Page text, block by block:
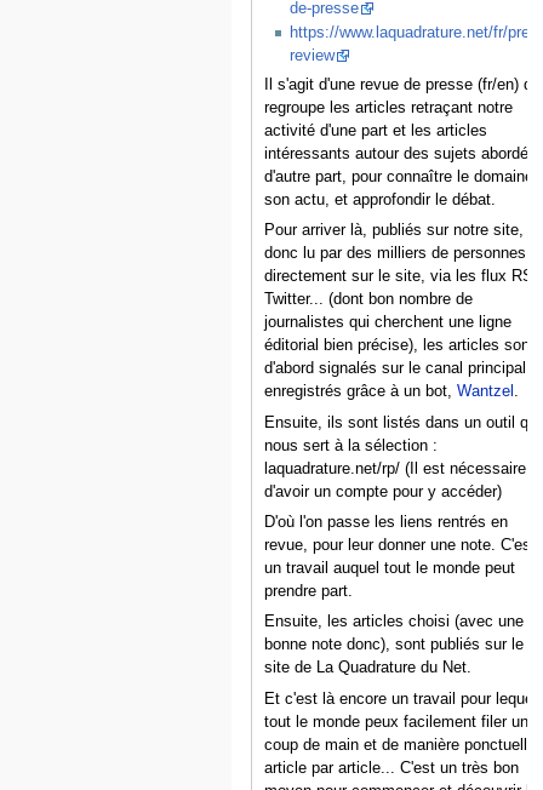
de-presse
https://www.laquadrature.net/fr/
review
Il s'agit d'une revue de presse (fr/en)
regroupe les articles retraçant notre
activité d'une part et les articles
intéressants autour des sujets abordés
d'autre part, pour connaître le domaine,
son actu, et approfondir le débat.
Pour arriver là, publiés sur notre site, et
donc lu par des milliers de personnes
directement sur le site, via les flux
Twitter... (dont bon nombre de
journalistes qui cherchent une ligne
éditorial bien précise), les articles sont
d'abord signalés sur le canal principal
enregistrés grâce à un bot,Wantzel .
Ensuite, ils sont listés dans un outil qui
nous sert à la sélection :
laquadrature.net/rp/ (Il est nécessaire
d'avoir un compte pour y accéder)
D'où l'on passe les liens rentrés en
revue, pour leur donner une note. C'est
un travail auquel tout le monde peut
prendre part.
Ensuite, les articles choisi (avec une
bonne note donc), sont publiés sur le
site de La Quadrature du Net.
Et c'est là encore un travail pour lequel
tout le monde peux facilement filer un
coup de main et de manière ponctuelle,
article par article... C'est un très bon